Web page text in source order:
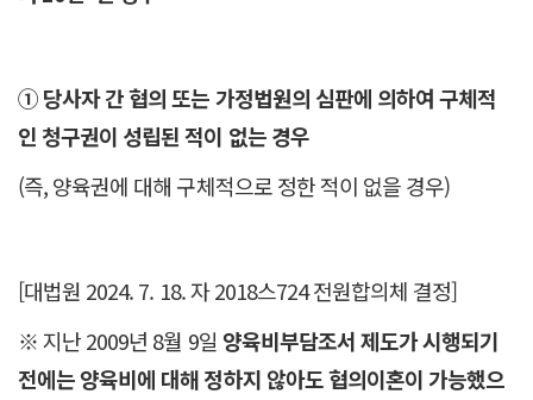
① 당사자 간 협의 또는 가정법원의 심판에 의하여 구체적
인 청구권이 성립된 적이 없는 경우
(즉, 양육권에 대해 구체적으로 정한 적이 없을 경우)
[대법원 2024. 7. 18. 자 2018스724 전원합의체 결정]
※ 지난 2009년 8월 9일 양육비부담조서 제도가 시행되기
전에는 양육비에 대해 정하지 않아도 협의이혼이 가능했으